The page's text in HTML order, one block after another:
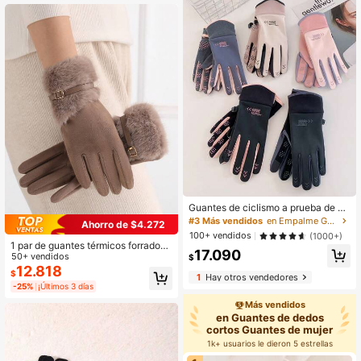
Ahorro de $4.272
1 par de guantes térmicos forrados
para mujer, cálidos y a prueba de vi
ento, con capacidad táctil, opcione
s de varios colores, adecuados para
ciclismo, conducción, invierno
50+ vendidos
$12.818
-25% ¡Últimos 3 días
Guantes de ciclismo a prueba de ag
ua con pantalla táctil para hombres
y mujeres, mantienen el calor en ot
oño e invierno, ligeros y a prueba d
e viento para estudiantes que mont
an bicicletas al aire libre, escuela
#3 Más vendidos
#3 Más vendidos
en Empalme Guantes de mujer
Clientes habituales
#3 Más vendidos
en Empalme Guantes de mujer
Clientes habituales
#3 Más vendidos
en Empalme Guantes de mujer
Clientes habituales
100+ vendidos (1000+)
$17.090
1Hay otros vendedores
Más vendidos
en Guantes de dedos
cortos Guantes de mujer
1k+ usuarios le dieron 5 estrellas